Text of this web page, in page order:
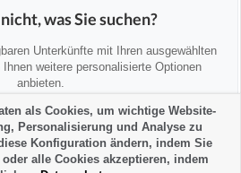
was Sie suchen?
Unterkünfte mit Ihren ausgewählten
weitere personalisierte Optionen
anbieten.
Ihnen persönlich
zu finden oder Sie zu beraten:
als Cookies, um wichtige Website-
Personalisierung und Analyse zu
Konfiguration ändern, indem Sie
alle Cookies akzeptieren, indem